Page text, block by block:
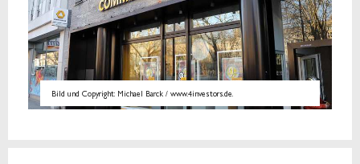
Bild und Copyright: Michael Barck / www.4investors.de.